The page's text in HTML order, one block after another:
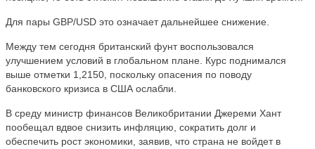
Для пары GBP/USD это означает дальнейшее снижение.
Между тем сегодня британский фунт воспользовался
улучшением условий в глобальном плане. Курс поднимался
выше отметки 1,2150, поскольку опасения по поводу
банковского кризиса в США ослабли.
В среду министр финансов Великобритании Джереми Хант
пообещал вдвое снизить инфляцию, сократить долг и
обеспечить рост экономики, заявив, что страна не войдет в